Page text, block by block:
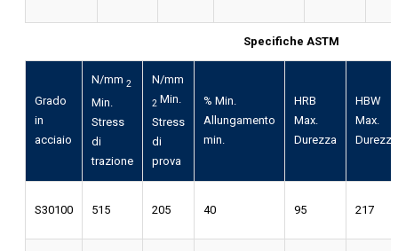
Specifiche ASTM
Grado
in
acciaio
N/mm 2
Min.
Stress
di
trazione
N/mm
2 Min.
Stress
di
prova
% Min.
Allungamento
min.
HRB
Max.
Durezza
HBW
Max.
Durezza
S30100 515 205 40 95 217